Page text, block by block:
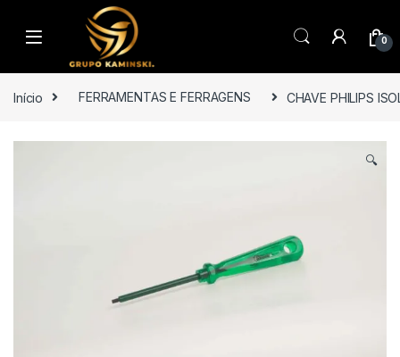
Saltar para navegação
Pular para o conteúdo
0
Início FERRAMENTAS E FERRAGENS CHAVE PHILIPS
🔍